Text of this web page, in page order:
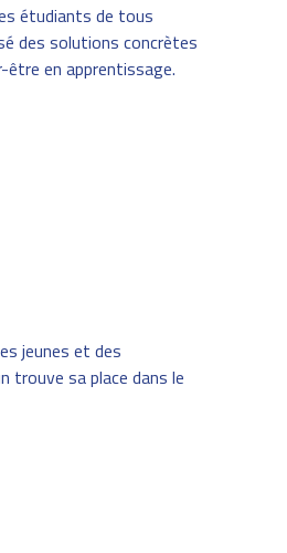
étudiants de tous
des solutions concrètes
être en apprentissage.
jeunes et des
trouve sa place dans le